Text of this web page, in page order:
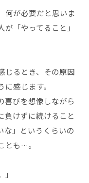
何が必要だと思いま
「やってること」
じるとき、その原因
感じます。
喜びを想像しながら
負けずに続けること
な」というくらいの
とも…。